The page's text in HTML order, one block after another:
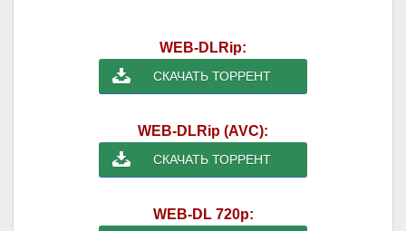
WEB-DLRip:
СКАЧАТЬ ТОРРЕНТ
WEB-DLRip (AVC):
СКАЧАТЬ ТОРРЕНТ
WEB-DL 720p: